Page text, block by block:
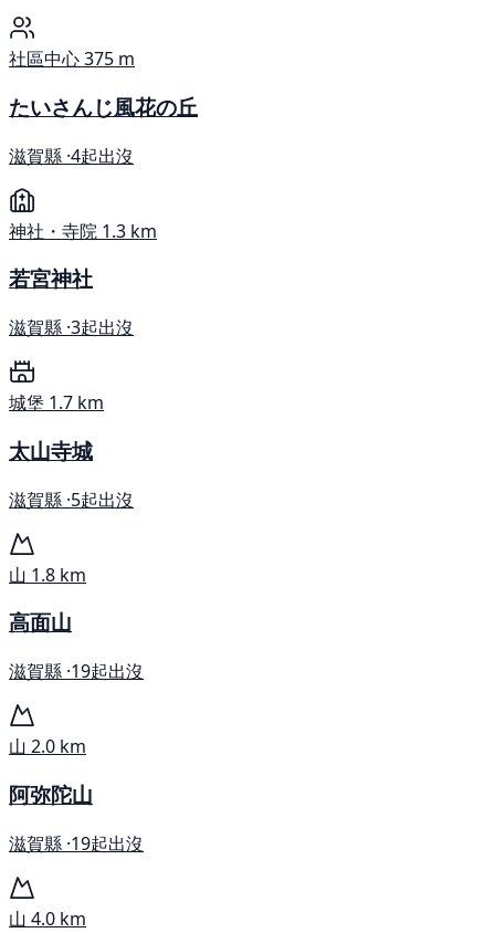
社區中心375 m
たいさんじ風花の丘
滋賀縣 ·4起出沒
神社・寺院 1.3 km
若宮神社
滋賀縣 ·3起出沒
城堡 1.7 km
太山寺城
滋賀縣 ·5起出沒
山 1.8 km
高面山
滋賀縣 ·19起出沒
山 2.0 km
阿弥陀山
滋賀縣 ·19起出沒
山 4.0 km